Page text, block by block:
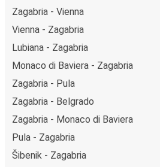
Zagabria - Vienna
Vienna - Zagabria
Lubiana - Zagabria
Monaco di Baviera - Zagabria
Zagabria - Pula
Zagabria - Belgrado
Zagabria - Monaco di Baviera
Pula - Zagabria
Šibenik - Zagabria